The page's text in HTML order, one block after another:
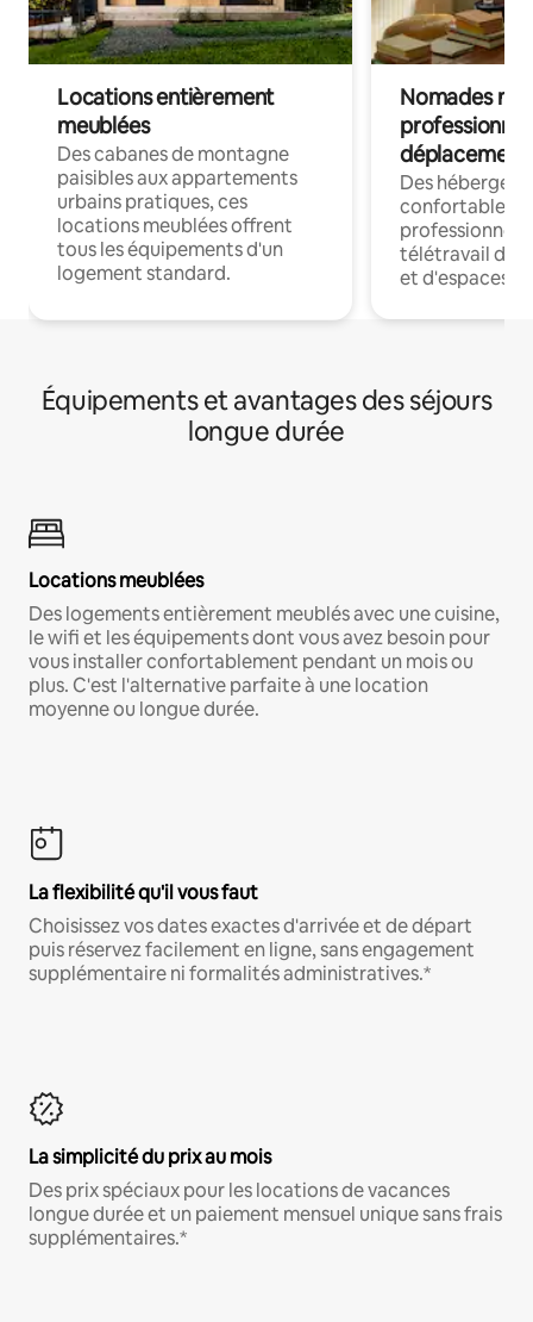
Locations entièrement
meublées
Des cabanes de montagne
paisibles aux appartements
urbains pratiques, ces
locations meublées offrent
tous les équipements d'un
logement standard.
Nomades
déplacement
Des
confortables
professionnels
télétravail
et d'espaces
Équipements et avantages des séjours
longue durée
Locations meublées
Des logements entièrement meublés avec une cuisine,
le wifi et les équipements dont vous avez besoin pour
vous installer confortablement pendant un mois ou
plus. C'est l'alternative parfaite à une location
moyenne ou longue durée.
La flexibilité qu'il vous faut
Choisissez vos dates exactes d'arrivée et de départ
puis réservez facilement en ligne, sans engagement
supplémentaire ni formalités administratives.*
La simplicité du prix au mois
Des prix spéciaux pour les locations de vacances
longue durée et un paiement mensuel unique sans frais
supplémentaires.*